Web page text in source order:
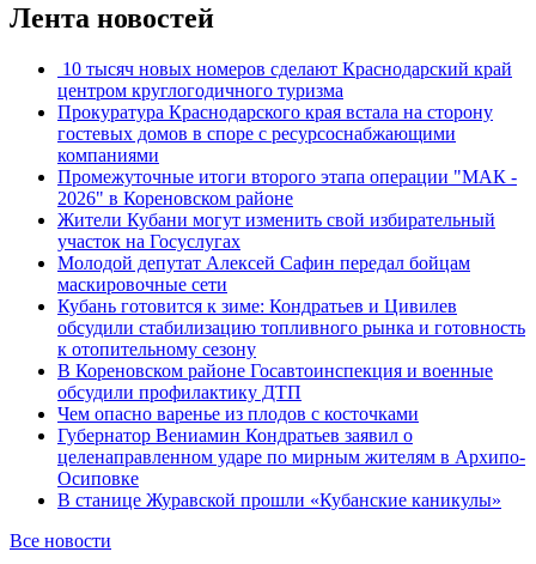
Лента новостей
10 тысяч новых номеров сделают Краснодарский край
центром круглогодичного туризма
Прокуратура Краснодарского края встала на сторону
гостевых домов в споре с ресурсоснабжающими
компаниями
Промежуточные итоги второго этапа операции "МАК -
2026" в Кореновском районе
Жители Кубани могут изменить свой избирательный
участок на Госуслугах
Молодой депутат Алексей Сафин передал бойцам
маскировочные сети
Кубань готовится к зиме: Кондратьев и Цивилев
обсудили стабилизацию топливного рынка и готовность
к отопительному сезону
В Кореновском районе Госавтоинспекция и военные
обсудили профилактику ДТП
Чем опасно варенье из плодов с косточками
Губернатор Вениамин Кондратьев заявил о
целенаправленном ударе по мирным жителям в Архипо-
Осиповке
В станице Журавской прошли «Кубанские каникулы»
Все новости